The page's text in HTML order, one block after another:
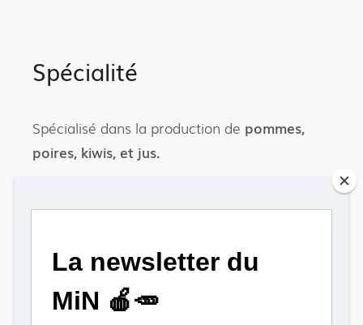
Spécialité
Spécialisé dans la production de pommes,
poires, kiwis, et jus.
MiN